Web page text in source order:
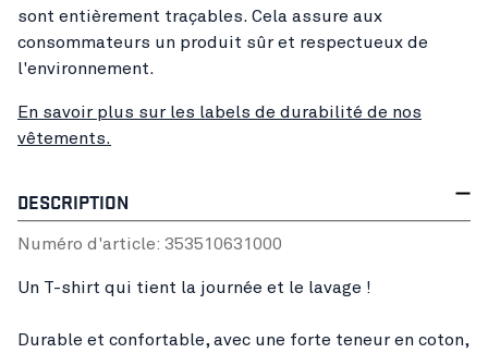
sont entièrement traçables. Cela assure aux
consommateurs un produit sûr et respectueux de
l'environnement.
En savoir plus sur les labels de durabilité de nos
vêtements.
DESCRIPTION
Numéro d'article: 353510631000
Un T-shirt qui tient la journée et le lavage !
Durable et confortable, avec une forte teneur en coton,